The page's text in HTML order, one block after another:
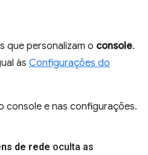
que personalizam o console.
às Configurações do
de rede oculta as